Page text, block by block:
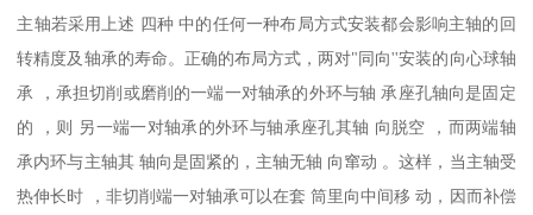
主轴若采用上述 四种 中的任何一种布局方式安装都会影响主轴的回
转精度及轴承的寿命。正确的布局方式，两对"同向''安装的向心球轴
承 ，承担切削或磨削的一端一对轴承的外环与轴 承座孔轴向是固定
的 ，则 另一端一对轴承的外环与轴承座孔其轴 向脱空 ，而两端轴
承内环与主轴其 轴向是固紧的，主轴无轴 向窜动 。这样，当主轴受
热伸长时 ，非切削端一对轴承可以在套 筒里向中间移 动，因而补偿